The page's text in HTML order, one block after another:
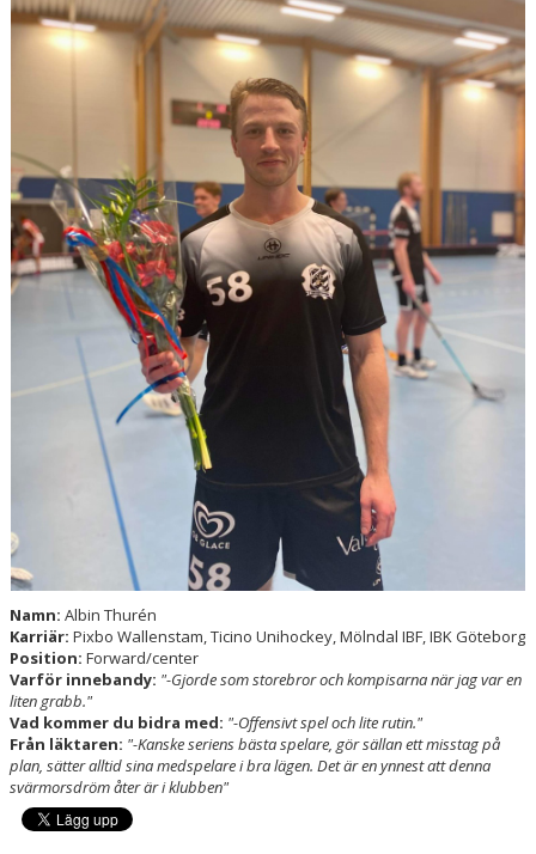
DOKUMENT
SOCIALT RÅD
Namn: Albin Thurén
Karriär: Pixbo Wallenstam, Ticino Unihockey, Mölndal IBF, IBK Göteborg
Position: Forward/center
Varför innebandy: "-Gjorde som storebror och kompisarna när jag var en
liten grabb."
Vad kommer du bidra med: "-Offensivt spel och lite rutin."
Från läktaren: "-Kanske seriens bästa spelare, gör sällan ett misstag på
plan, sätter alltid sina medspelare i bra lägen. Det är en ynnest att denna
svärmorsdröm åter är i klubben"